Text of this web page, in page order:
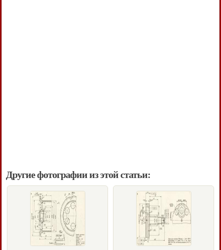
Другие фотографии из этой статьи: